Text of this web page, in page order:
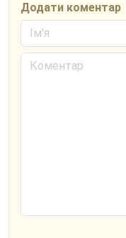
Додати коментар